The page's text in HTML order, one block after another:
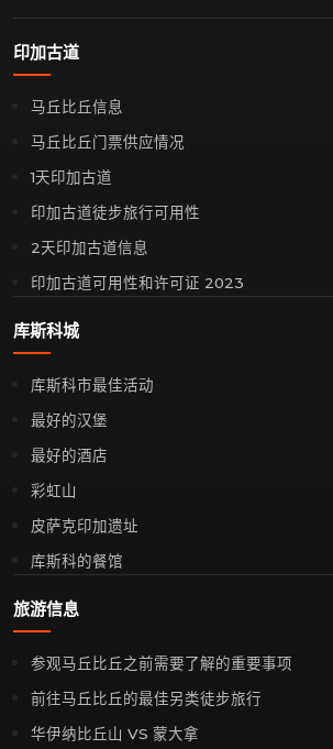
印加古道
马丘比丘信息
马丘比丘门票供应情况
1天印加古道
印加古道徒步旅行可用性
2天印加古道信息
印加古道可用性和许可证 2023
库斯科城
库斯科市最佳活动
最好的汉堡
最好的酒店
彩虹山
皮萨克印加遗址
库斯科的餐馆
旅游信息
参观马丘比丘之前需要了解的重要事项
前往马丘比丘的最佳另类徒步旅行
华伊纳比丘山 VS 蒙大拿